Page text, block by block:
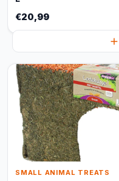
€20,99
SMALL ANIMAL TREATS